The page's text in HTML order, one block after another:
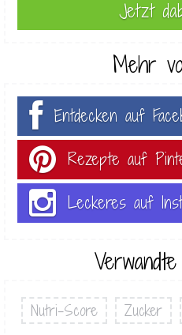
Mehr
Entdecken auf
Rezepte auf
Leckeres auf
Nutri-Score Zucker